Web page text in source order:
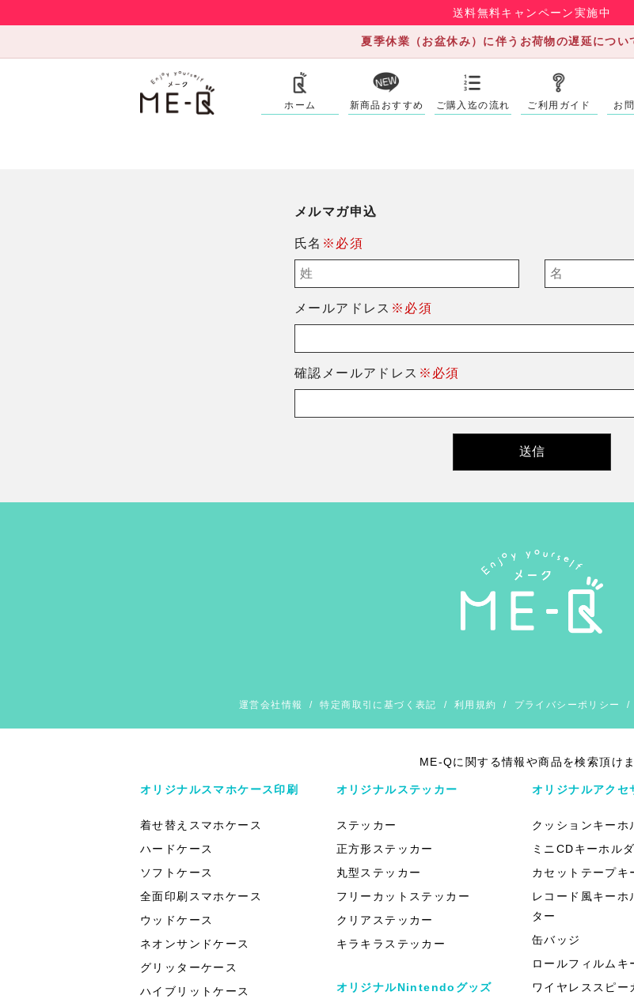
送料無料キャンペーン実施中
夏季休業（お盆休み）に伴うお荷物の遅延につい
ホーム 新商品おすすめ ご購入迄の流れ ご利用ガイド お
メルマガ申込
氏名 ※必須
メールアドレス ※必須
確認メールアドレス ※必須
運営会社情報 /特定商取引に基づく表記 / 利用規約 / プライバシーポリシー /
ME-Qに関する情報や商品を検索頂けま
オリジナルスマホケース印刷
着せ替えスマホケース
ハードケース
ソフトケース
全面印刷スマホケース
ウッドケース
ネオンサンドケース
グリッターケース
ハイブリットケース
オリジナルステッカー
ステッカー
正方形ステッカー
丸型ステッカー
フリーカットステッカー
クリアステッカー
キラキラステッカー
オリジナルNintendoグッズ
オリジナルアクセ
クッションキーホ
ミニCDキーホル
カセットテープキ
レコード風キーホ
ター
缶バッジ
ロールフィルムキ
ワイヤレススピー